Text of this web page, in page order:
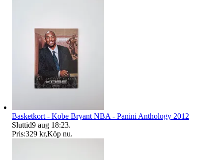
Basketkort - Kobe Bryant NBA - Panini Anthology 2012
Sluttid9 aug 18:23.
Pris:329 kr,Köp nu.